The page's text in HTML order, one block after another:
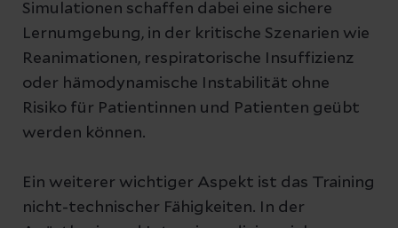
Simulationen schaffen dabei eine sichere
Lernumgebung, in der kritische Szenarien wie
Reanimationen, respiratorische Insuffizienz
oder hämodynamische Instabilität ohne
Risiko für Patientinnen und Patienten geübt
werden können.
Ein weiterer wichtiger Aspekt ist das Training
nicht-technischer Fähigkeiten. In der